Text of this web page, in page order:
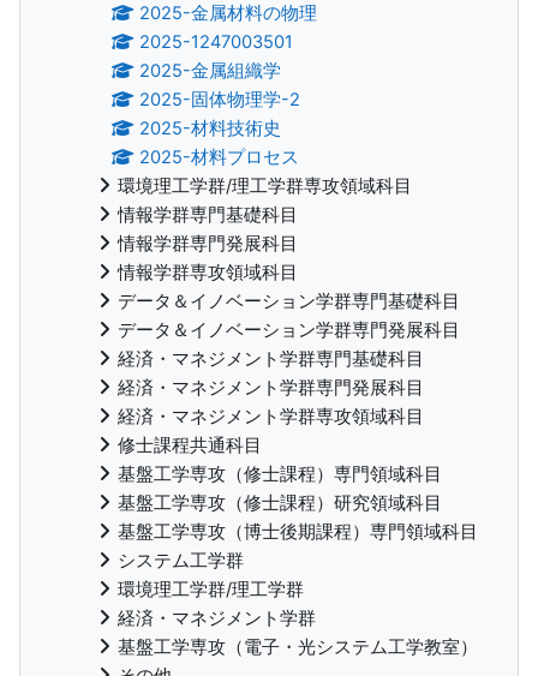
2025-金属材料の物理
2025-1247003501
2025-金属組織学
2025-固体物理学-2
2025-材料技術史
2025-材料プロセス
環境理工学群/理工学群専攻領域科目
情報学群専門基礎科目
情報学群専門発展科目
情報学群専攻領域科目
データ＆イノベーション学群専門基礎科目
データ＆イノベーション学群専門発展科目
経済・マネジメント学群専門基礎科目
経済・マネジメント学群専門発展科目
経済・マネジメント学群専攻領域科目
修士課程共通科目
基盤工学専攻（修士課程）専門領域科目
基盤工学専攻（修士課程）研究領域科目
基盤工学専攻（博士後期課程）専門領域科目
システム工学群
環境理工学群/理工学群
経済・マネジメント学群
基盤工学専攻（電子・光システム工学教室）